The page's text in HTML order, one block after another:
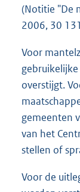
(Notitie "De
2006, 30
Voor
overstijgt.
gemeenten
van het
stellen of
Voor de